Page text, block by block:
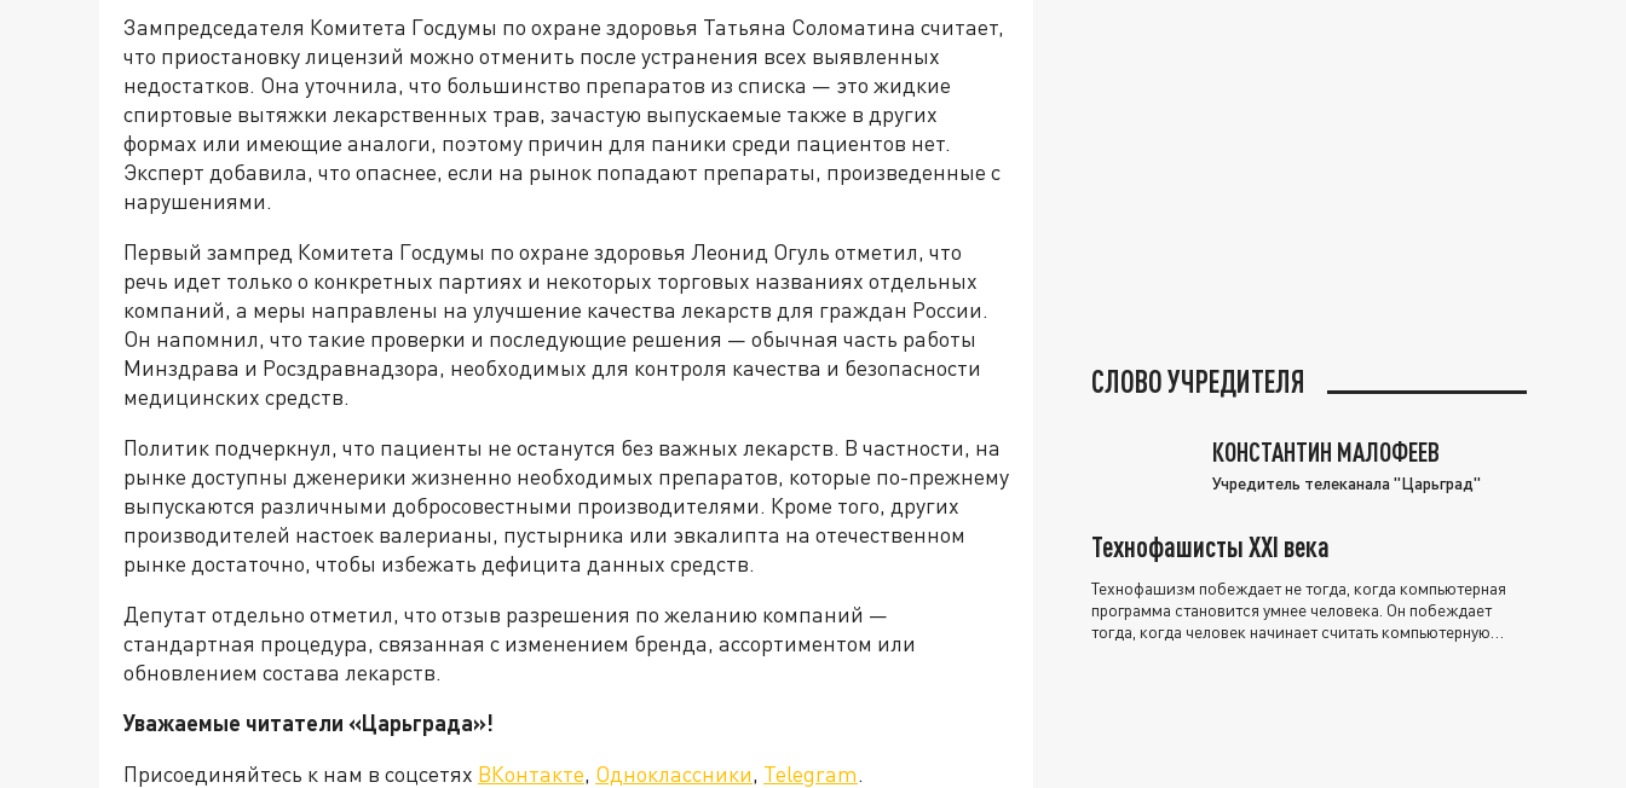
Зампредседателя Комитета Госдумы по охране здоровья Татьяна Соломатина считает,
что приостановку лицензий можно отменить после устранения всех выявленных
недостатков. Она уточнила, что большинство препаратов из списка — это жидкие
спиртовые вытяжки лекарственных трав, зачастую выпускаемые также в других
формах или имеющие аналоги, поэтому причин для паники среди пациентов нет.
Эксперт добавила, что опаснее, если на рынок попадают препараты, произведенные с
нарушениями.
Первый зампред Комитета Госдумы по охране здоровья Леонид Огуль отметил, что
речь идет только о конкретных партиях и некоторых торговых названиях отдельных
компаний, а меры направлены на улучшение качества лекарств для граждан России.
Он напомнил, что такие проверки и последующие решения — обычная часть работы
Минздрава и Росздравнадзора, необходимых для контроля качества и безопасности
медицинских средств.
Политик подчеркнул, что пациенты не останутся без важных лекарств. В частности, на
рынке доступны дженерики жизненно необходимых препаратов, которые по-прежнему
выпускаются различными добросовестными производителями. Кроме того, других
производителей настоек валерианы, пустырника или эвкалипта на отечественном
рынке достаточно, чтобы избежать дефицита данных средств.
Депутат отдельно отметил, что отзыв разрешения по желанию компаний —
стандартная процедура, связанная с изменением бренда, ассортиментом или
обновлением состава лекарств.
Уважаемые читатели «Царьграда»!
Присоединяйтесь к нам в соцсетях ВКонтакте, Одноклассники, Telegram.
СЛОВО УЧРЕДИТЕЛЯ
КОНСТАНТИН МАЛОФЕЕВ
Учредитель телеканала "Царьград"
Технофашисты XXI века
Технофашизм побеждает не тогда, когда компьютерная
программа становится умнее человека. Он побеждает
тогда, когда человек начинает считать компьютерную